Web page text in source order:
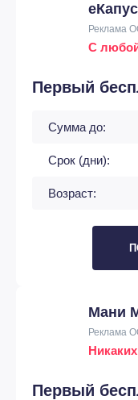
Реклама
С любой
Первый
Сумма до:
Срок (дни):
Возраст:
Мани
Реклама
Первый